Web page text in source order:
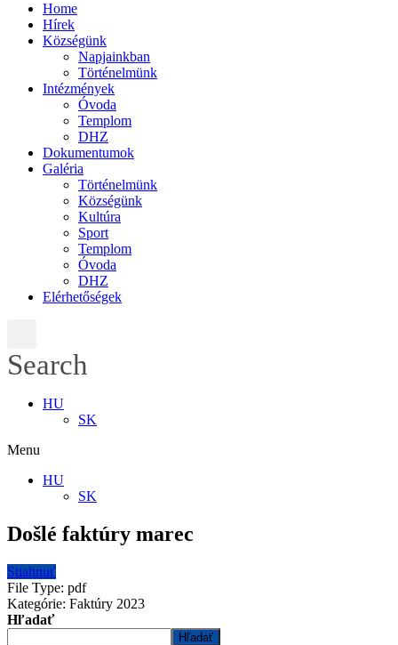
Home
Hírek
Községünk
Napjainkban
Történelmünk
Intézmények
Óvoda
Templom
DHZ
Dokumentumok
Galéria
Történelmünk
Községünk
Kultúra
Sport
Templom
Óvoda
DHZ
Elérhetőségek
Search
HU
SK
Menu
HU
SK
Došlé faktúry marec
Stiahnuť
File Type: pdf
Kategórie: Faktúry 2023
Hľadať
Hľadať